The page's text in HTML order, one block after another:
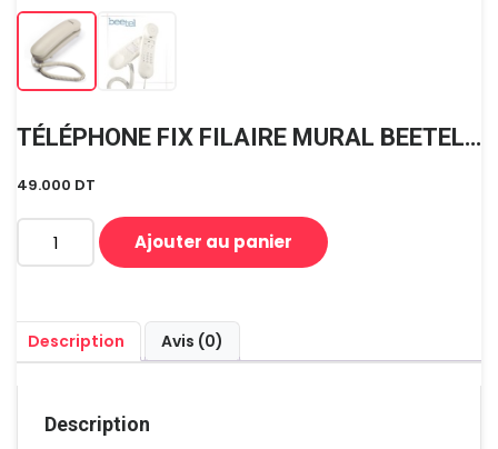
TÉLÉPHONE FIX FILAIRE MURAL BEETEL B25 BEIGE
49.000 DT
quantité
FIX
FILAIRE
MURAL
BEETEL
BEIGE
Ajouter au panier
Description Avis (0)
Description